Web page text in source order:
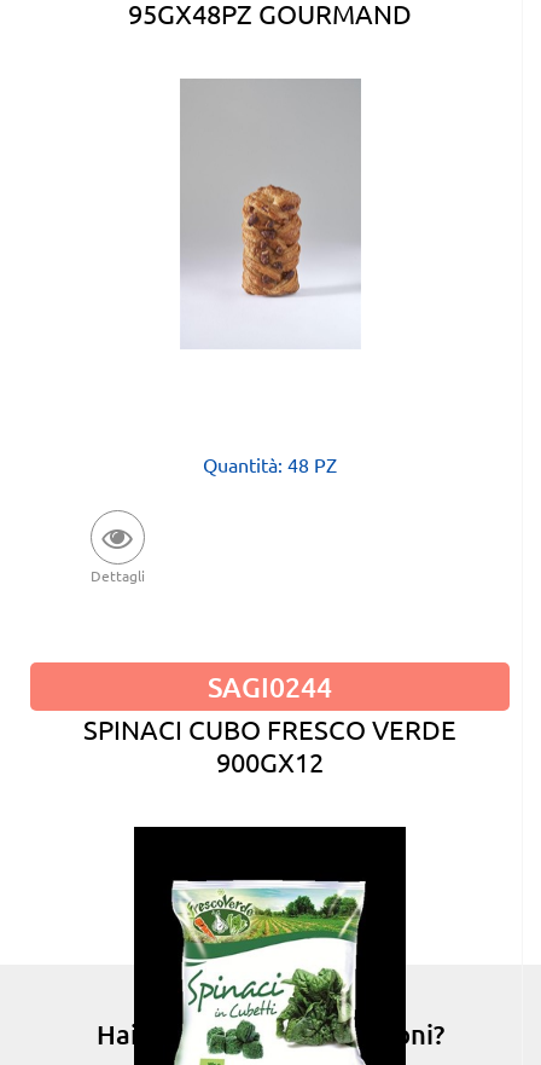
95GX48PZ GOURMAND
Quantità: 48 PZ
Dettagli
SAGI0244
SPINACI CUBO FRESCO VERDE
900GX12
Hai bisogno di informazioni?